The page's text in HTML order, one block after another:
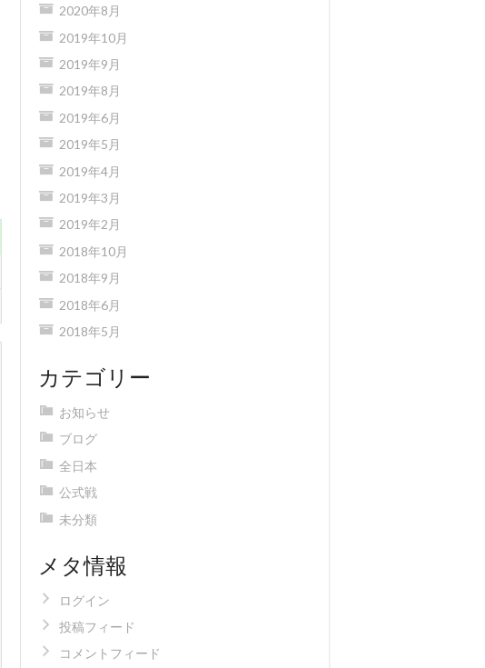
2020年8月
2019年10月
2019年9月
2019年8月
2019年6月
2019年5月
2019年4月
2019年3月
2019年2月
2018年10月
2018年9月
2018年6月
2018年5月
カテゴリー
お知らせ
ブログ
全日本
公式戦
未分類
メタ情報
ログイン
投稿フィード
コメントフィード